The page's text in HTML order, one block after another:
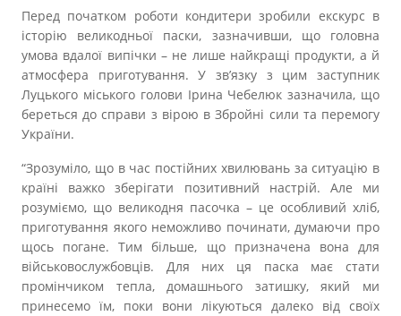
Перед початком роботи кондитери зробили екскурс в
історію великодньої паски, зазначивши, що головна
умова вдалої випічки – не лише найкращі продукти, а й
атмосфера приготування. У зв’язку з цим заступник
Луцького міського голови Ірина Чебелюк зазначила, що
береться до справи з вірою в Збройні сили та перемогу
України.
“Зрозуміло, що в час постійних хвилювань за ситуацію в
країні важко зберігати позитивний настрій. Але ми
розуміємо, що великодня пасочка – це особливий хліб,
приготування якого неможливо починати, думаючи про
щось погане. Тим більше, що призначена вона для
військовослужбовців. Для них ця паска має стати
промінчиком тепла, домашнього затишку, який ми
принесемо їм, поки вони лікуються далеко від своїх